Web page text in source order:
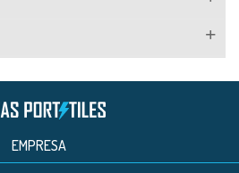
EMPRESA